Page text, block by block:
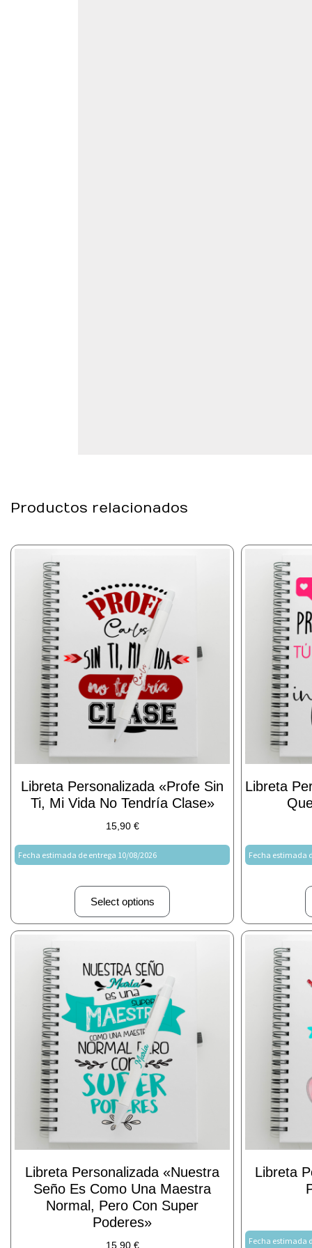
Productos relacionados
Libreta Personalizada «Profe Sin
Ti, Mi Vida No Tendría Clase»
15,90 €
Fecha estimada de entrega 10/08/2026
Select options
Libreta
Fecha estimada
Libreta Personalizada «Nuestra
Seño Es Como Una Maestra
Normal, Pero Con Super
Poderes»
15,90 €
Libreta
Fecha estimada